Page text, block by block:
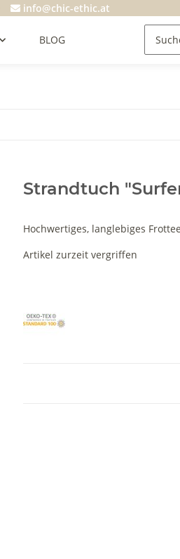
info@chic-ethic.at
BLOG
Strandtuch
Hochwertiges, langlebiges
Artikel zurzeit vergriffen